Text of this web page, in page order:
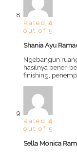
Rated 4
out of 5
Shania Ayu
Ngebangun
hasilnya bener-
finishing,
Rated 4
out of 5
Sella Monica